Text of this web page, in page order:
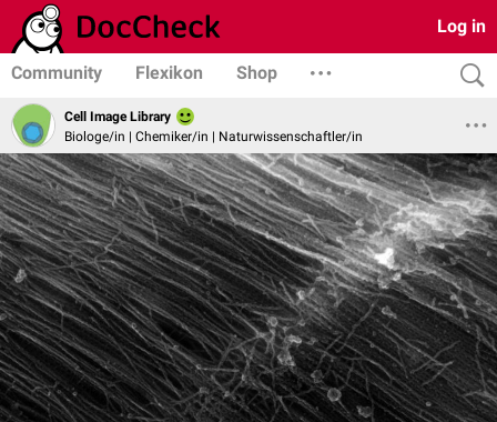
Log in
Community Flexikon Shop
Cell Image Library
Biologe/in | Chemiker/in | Naturwissenschaftler/in